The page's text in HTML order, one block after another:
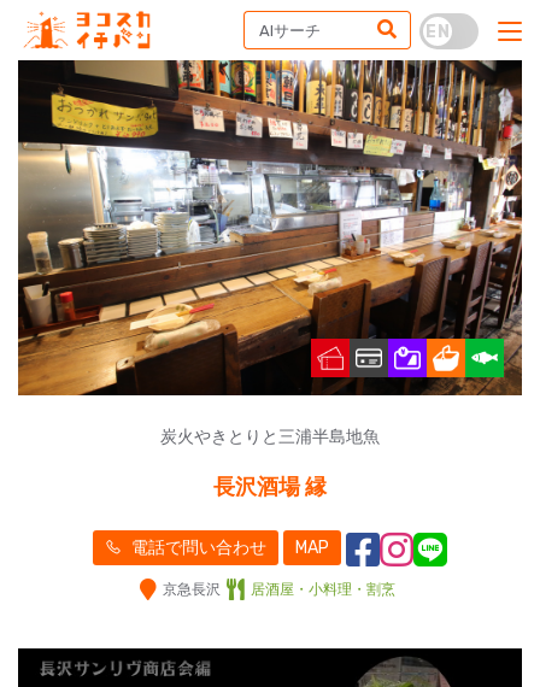
炭火やきとりと三浦半島地魚
長沢酒場 縁
電話で問い合わせ MAP
京急長沢 居酒屋・小料理・割烹